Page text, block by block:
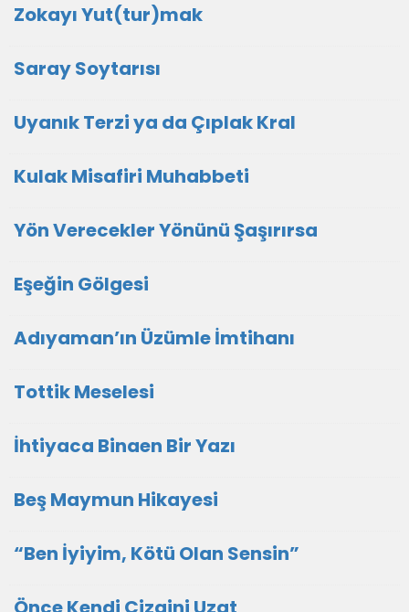
Zokayı Yut(tur)mak
Saray Soytarısı
Uyanık Terzi ya da Çıplak Kral
Kulak Misafiri Muhabbeti
Yön Verecekler Yönünü Şaşırırsa
Eşeğin Gölgesi
Adıyaman’ın Üzümle İmtihanı
Tottik Meselesi
İhtiyaca Binaen Bir Yazı
Beş Maymun Hikayesi
“Ben İyiyim, Kötü Olan Sensin”